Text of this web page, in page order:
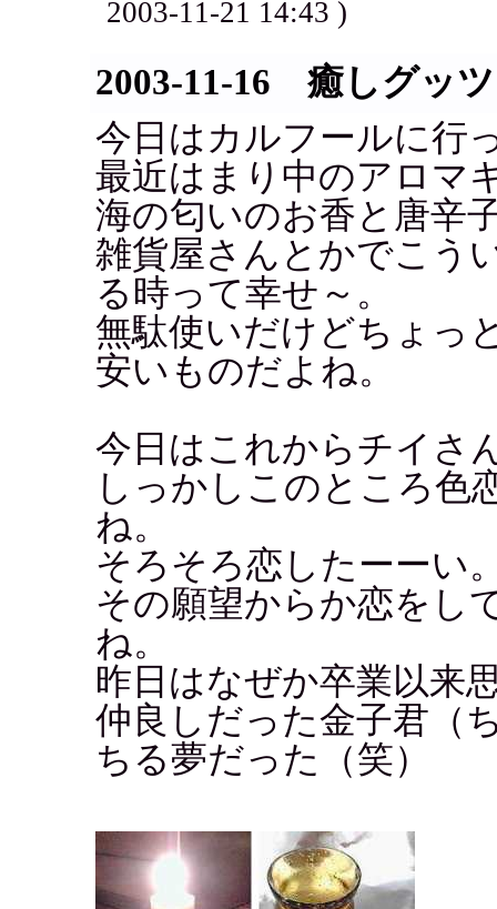
2003-11-21 14:43 )
2003-11-16 癒しグッ
今日はカルフールに行
最近はまり中のアロマ
海の匂いのお香と唐辛
雑貨屋さんとかでこう
る時って幸せ～。
無駄使いだけどちょっ
安いものだよね。
今日はこれからチイさ
しっかしこのところ色
ね。
そろそろ恋したーーい
その願望からか恋をし
ね。
昨日はなぜか卒業以来
仲良しだった金子君（
ちる夢だった（笑）